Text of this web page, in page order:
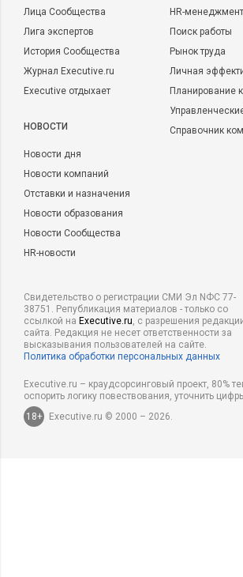
Лица Сообщества
Лига экспертов
История Сообщества
Журнал Executive.ru
Executive отдыхает
НОВОСТИ
Новости дня
Новости компаний
Отставки и назначения
Новости образования
Новости Сообщества
HR-новости
HR-менеджмент
Поиск работы
Рынок труда
Личная
Планирование
Справочник
Свидетельство о регистрации СМИ Эл NФС 77-
38751. Републикация материалов - только со
ссылкой на Executive.ru, с разрешения
сайта. Редакция не несет ответственности за
высказывания пользователей на сайте.
Политика обработки персональных данных
Executive.ru – краудсорсинговый проект, 80%
оспорить логику повествования, уточнить
18+
Executive.ru © 2000 – 2026.